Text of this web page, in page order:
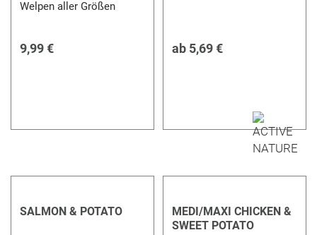
Welpen aller Größen
9,99 € ab 5,69 €
SALMON & POTATO
MEDI/MAXI CHICKEN &
SWEET POTATO